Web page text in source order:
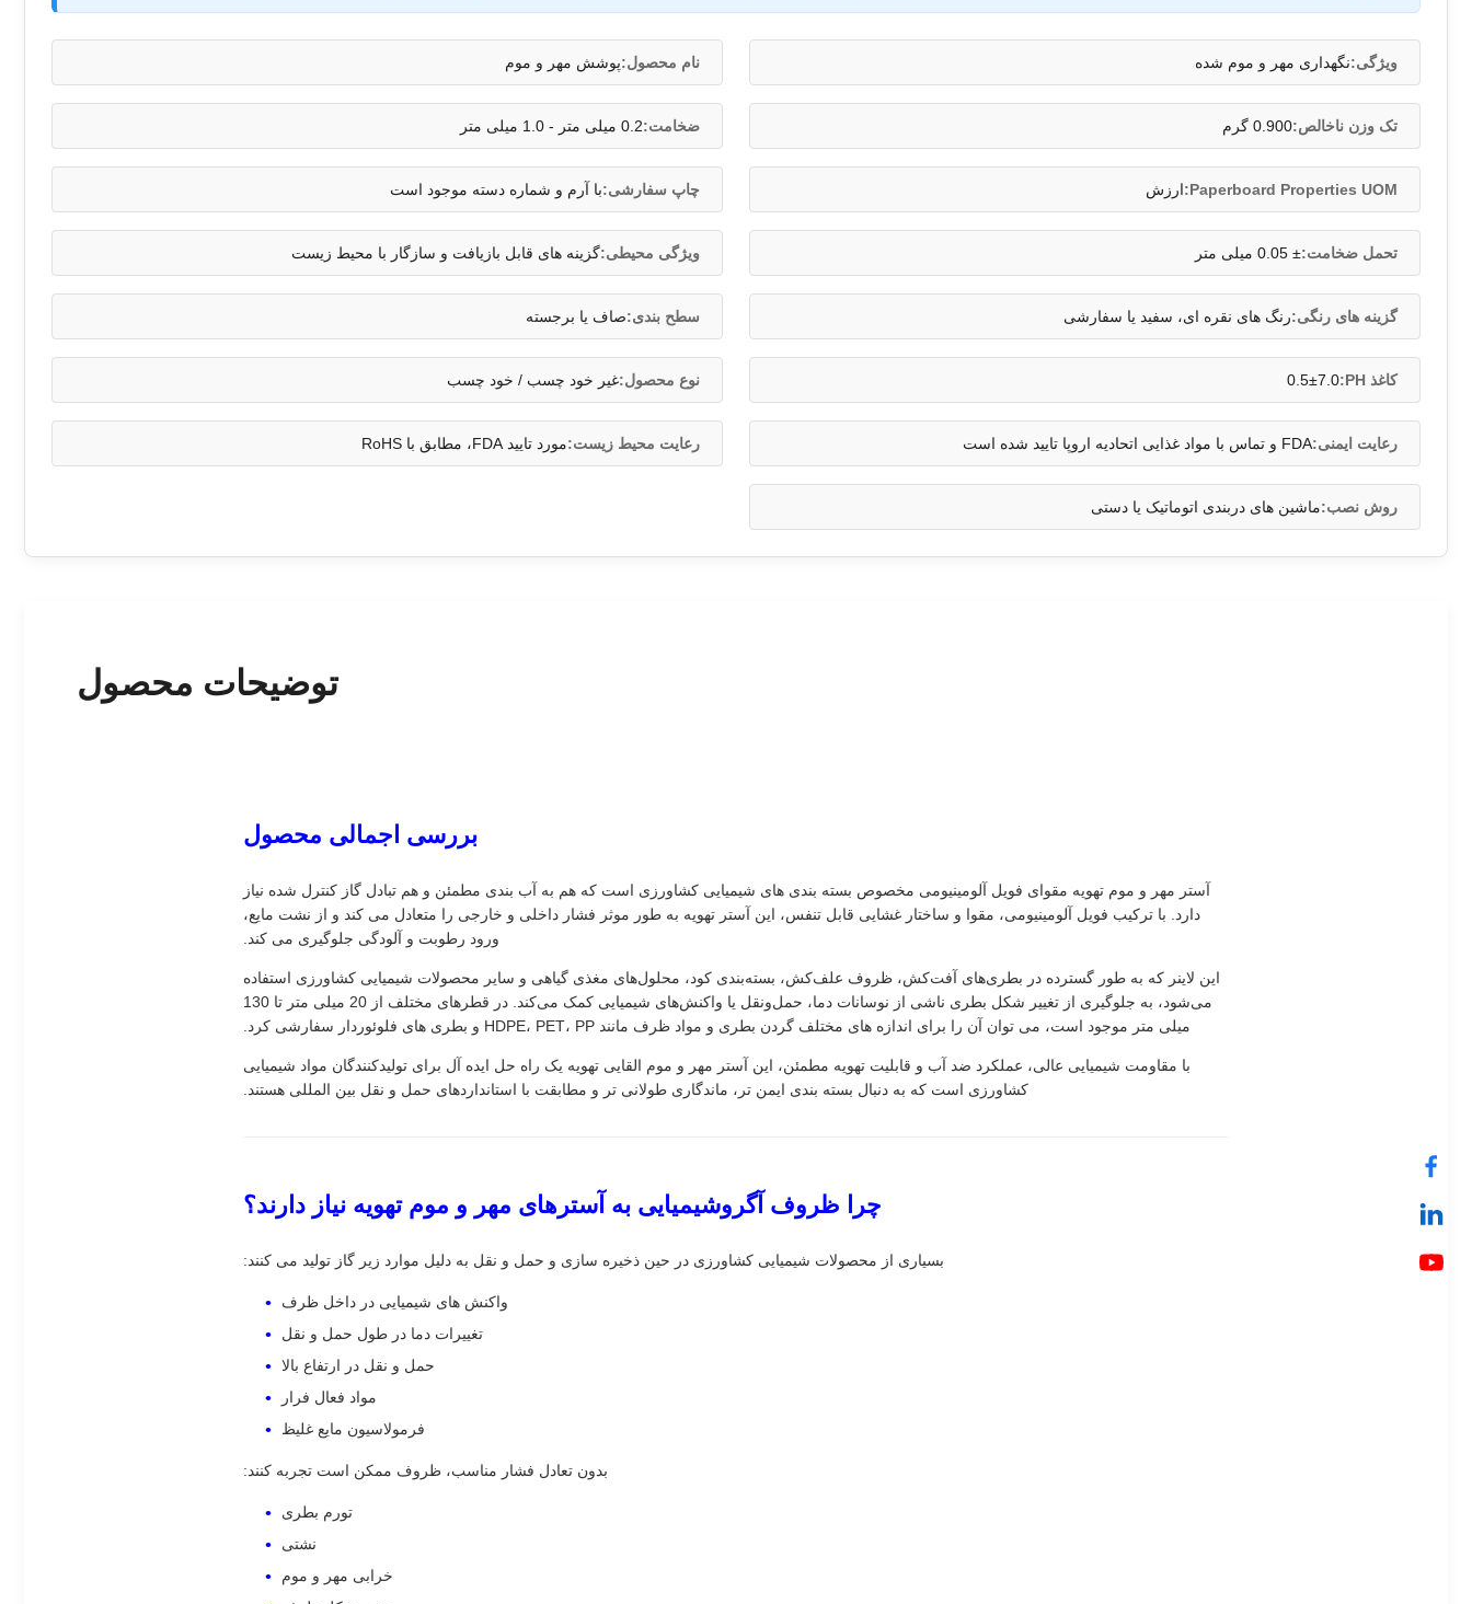
ویژگی:نگهداری مهر و موم شده نام محصول:پوشش مهر و موم
تک وزن ناخالص:0.900 گرم ضخامت:0.2 میلی متر - 1.0 میلی متر
Paperboard Properties UOM: ارزش چاپ سفارشی:با آرم و شماره دسته موجود است
تحمل ضخامت:± 0.05 میلی متر ویژگی محیطی:گزینه های قابل بازیافت و سازگار با محیط زیست
گزینه های رنگی:رنگ های نقره ای، سفید یا سفارشی سطح بندی:صاف یا برجسته
کاغذ PH: 0.5±7.0 نوع محصول:غیر خود چسب / خود چسب
رعایت ایمنی:FDA و تماس با مواد غذایی اتحادیه اروپا تایید شده است رعایت محیط زیست:مورد تایید FDA، مطابق با RoHS
روش نصب:ماشین های دربندی اتوماتیک یا دستی
توضیحات محصول
بررسی اجمالی محصول
آستر مهر و موم تهویه مقوای فویل آلومینیومی مخصوص بسته بندی های شیمیایی کشاورزی است که هم به آب بندی مطمئن و هم تبادل گاز کنترل شده نیاز
دارد. با ترکیب فویل آلومینیومی، مقوا و ساختار غشایی قابل تنفس، این آستر تهویه به طور موثر فشار داخلی و خارجی را متعادل می کند و از نشت مایع،
ورود رطوبت و آلودگی جلوگیری می کند.
این لاینر که به طور گسترده در بطری‌های آفت‌کش، ظروف علف‌کش، بسته‌بندی کود، محلول‌های مغذی گیاهی و سایر محصولات شیمیایی کشاورزی استفاده
می‌شود، به جلوگیری از تغییر شکل بطری ناشی از نوسانات دما، حمل‌ونقل یا واکنش‌های شیمیایی کمک می‌کند. در قطرهای مختلف از 20 میلی متر تا 130
میلی متر موجود است، می توان آن را برای اندازه های مختلف گردن بطری و مواد ظرف مانند HDPE، PET، PP و بطری های فلوئوردار سفارشی کرد.
با مقاومت شیمیایی عالی، عملکرد ضد آب و قابلیت تهویه مطمئن، این آستر مهر و موم القایی تهویه یک راه حل ایده آل برای تولیدکنندگان مواد شیمیایی
کشاورزی است که به دنبال بسته بندی ایمن تر، ماندگاری طولانی تر و مطابقت با استانداردهای حمل و نقل بین المللی هستند.
چرا ظروف آگروشیمیایی به آسترهای مهر و موم تهویه نیاز دارند؟
بسیاری از محصولات شیمیایی کشاورزی در حین ذخیره سازی و حمل و نقل به دلیل موارد زیر گاز تولید می کنند:
واکنش های شیمیایی در داخل ظرف
تغییرات دما در طول حمل و نقل
حمل و نقل در ارتفاع بالا
مواد فعال فرار
فرمولاسیون مایع غلیظ
بدون تعادل فشار مناسب، ظروف ممکن است تجربه کنند:
تورم بطری
نشتی
خرابی مهر و موم